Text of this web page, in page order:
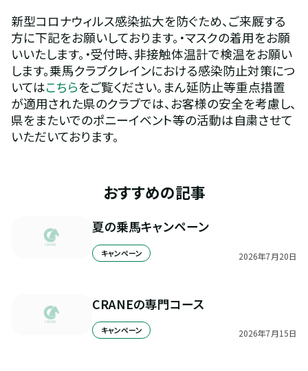
新型コロナウィルス感染拡大を防ぐため、ご来厩する
方に下記をお願いしております。・マスクの着用をお願
いいたします。・受付時、非接触体温計で検温をお願い
します。乗馬クラブクレインにおける感染防止対策につ
いてはこちらをご覧ください。まん延防止等重点措置
が適用された県のクラブでは、お客様の安全を考慮し、
県をまたいでのポニーイベント等の活動は自粛させて
いただいております。
おすすめの記事
夏の乗馬キャンペーン
キャンペーン 2026年7月20日
CRANEの専門コース
キャンペーン 2026年7月15日